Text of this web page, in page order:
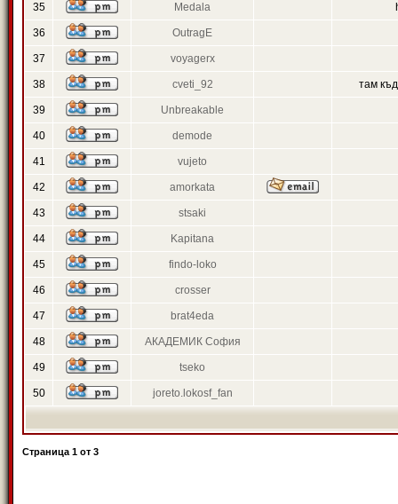
35 Medala
36 OutragE
37 voyagerx
38 cveti_92 там
39 Unbreakable
40 demode
41 vujeto
42 amorkata
43 stsaki
44 Kapitana
45 findo-loko
46 crosser
47 brat4eda
48 АКАДЕМИК София
49 tseko
50 joreto.lokosf_fan
Страница 1 от 3